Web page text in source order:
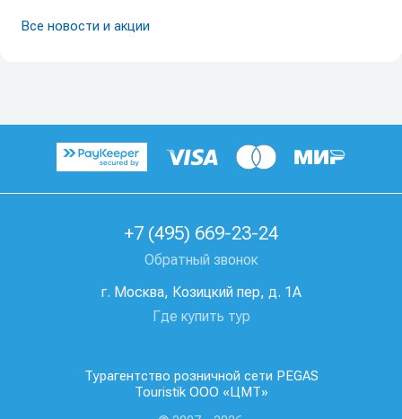
Все новости и акции
Турагентство розничной сети PEGAS
Touristik ООО «ЦМТ»
+7 (495) 669-23-24
Обратный звонок
г. Москва, Козицкий пер, д. 1А
Где купить тур